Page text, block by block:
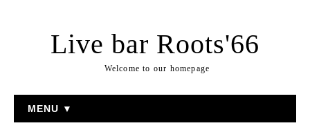
Live bar Roots'66
Welcome to our homepage
MENU ▼